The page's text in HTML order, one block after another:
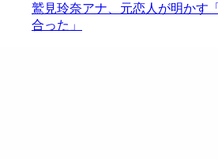
鷲見玲奈アナ、元恋人が明かす
合った」